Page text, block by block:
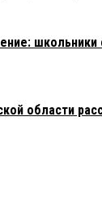
области